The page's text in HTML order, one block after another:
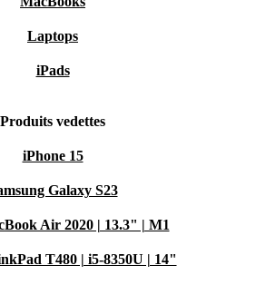
Laptops
iPads
Produits vedettes
iPhone 15
Galaxy S23
Air 2020 | 13.3" | M1
T480 | i5-8350U | 14"